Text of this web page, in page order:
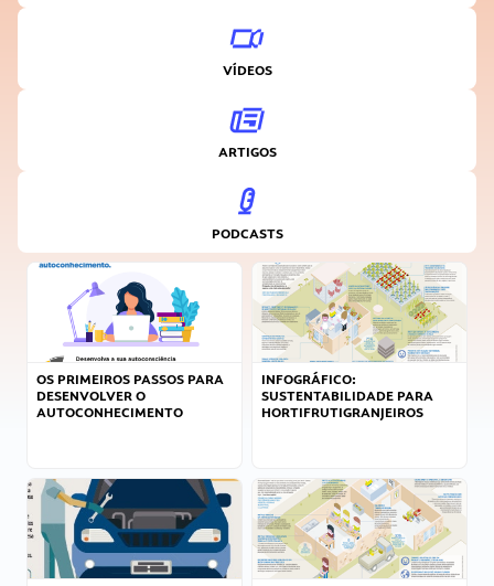
VÍDEOS
ARTIGOS
PODCASTS
OS PRIMEIROS PASSOS PARA
DESENVOLVER O
AUTOCONHECIMENTO
INFOGRÁFICO:
SUSTENTABILIDADE PARA
HORTIFRUTIGRANJEIROS